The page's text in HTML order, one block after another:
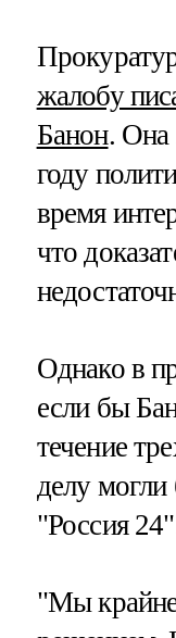
жалобу
Банон. Она
году
время
что
Однако в
если бы
течение
делу
"Россия
"Мы